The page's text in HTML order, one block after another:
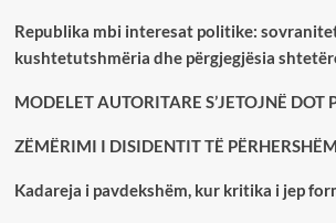
Republika mbi interesat politike:
kushtetutshmëria dhe përgjegjësia
MODELET AUTORITARE S’JETOJNË DOT
ZËMËRIMI I DISIDENTIT TË
Kadareja i pavdekshëm, kur kritika i jep